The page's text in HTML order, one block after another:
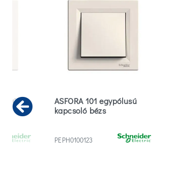
Previous
ASFORA 101 egypólusú
kapcsoló bézs
PEPH0100123